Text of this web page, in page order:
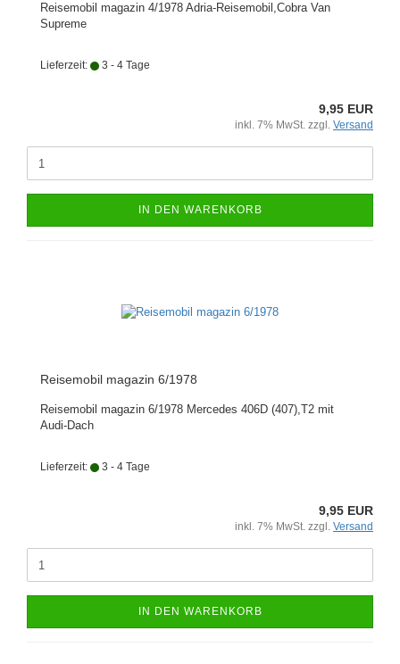
Reisemobil magazin 4/1978 Adria-Reisemobil,Cobra Van
Supreme
Lieferzeit: 3 - 4 Tage
9,95 EUR
inkl. 7% MwSt. zzgl. Versand
IN DEN WARENKORB
Reisemobil magazin 6/1978
Reisemobil magazin 6/1978 Mercedes 406D (407),T2 mit
Audi-Dach
Lieferzeit: 3 - 4 Tage
9,95 EUR
inkl. 7% MwSt. zzgl. Versand
IN DEN WARENKORB